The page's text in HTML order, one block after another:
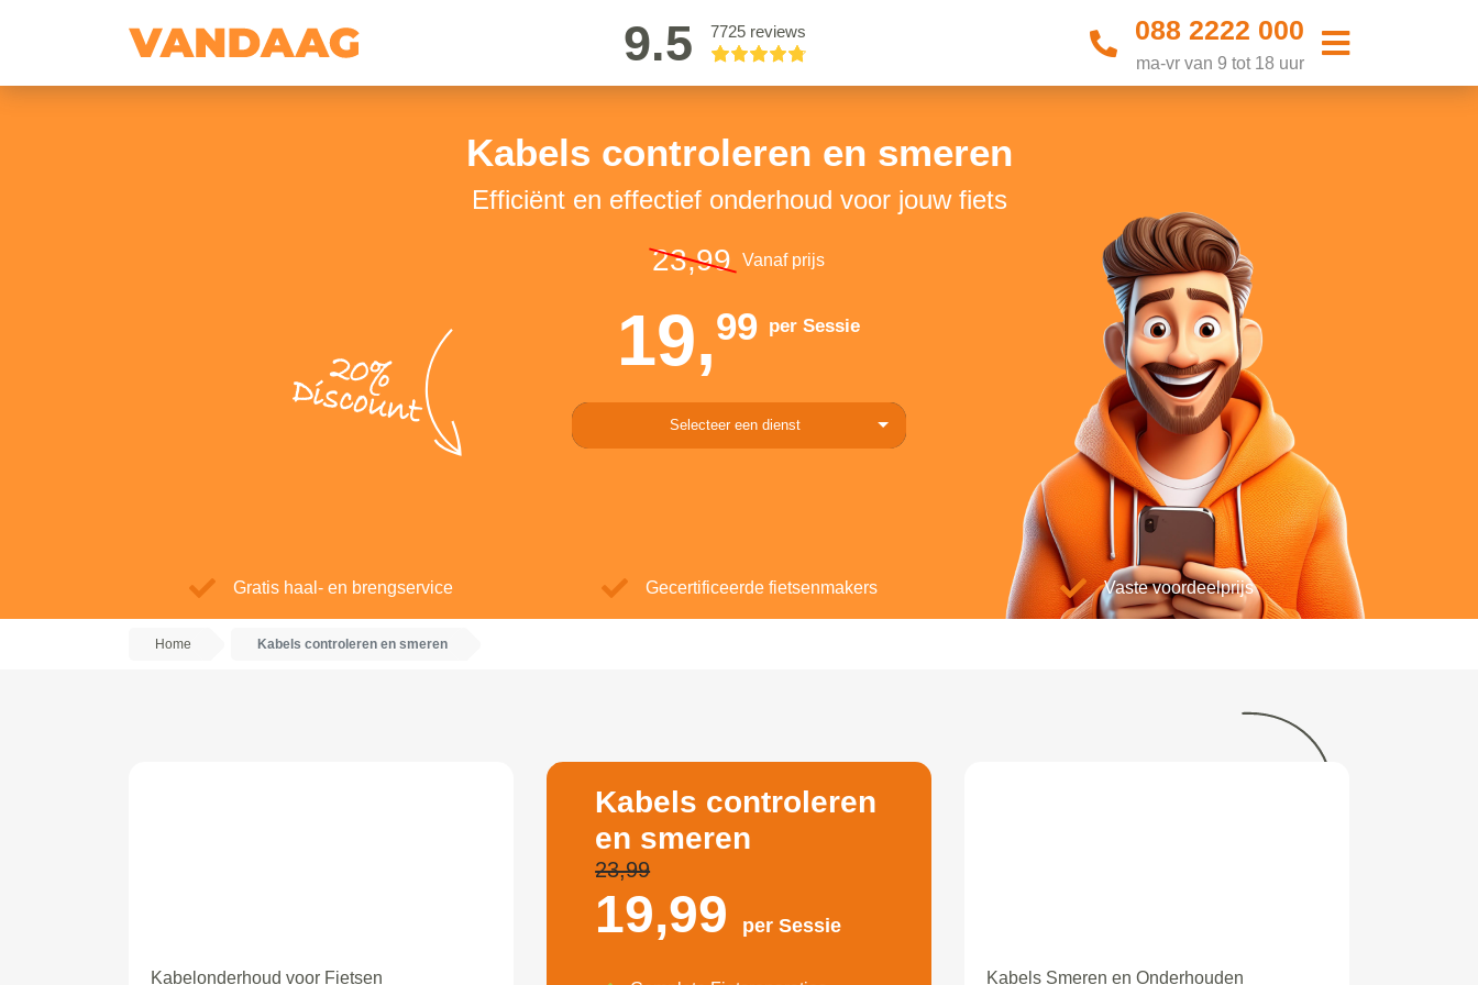
9.5 7725 reviews 088 2222 000
ma-vr van 9 tot 18 uur
Kabels controleren en smeren
Efficiënt en effectief onderhoud voor jouw fiets
20%
Discount
23,99 Vanaf prijs
19,99 per Sessie
Selecteer een dienst
Gratis haal- en brengservice Gecertificeerde fietsenmakers Vaste voordeelprijs
Home Kabels controleren en smeren
Kabelonderhoud voor Fietsen
Kabels controleren
en smeren
23,99
19,99 per Sessie
Kabels Smeren en Onderhouden